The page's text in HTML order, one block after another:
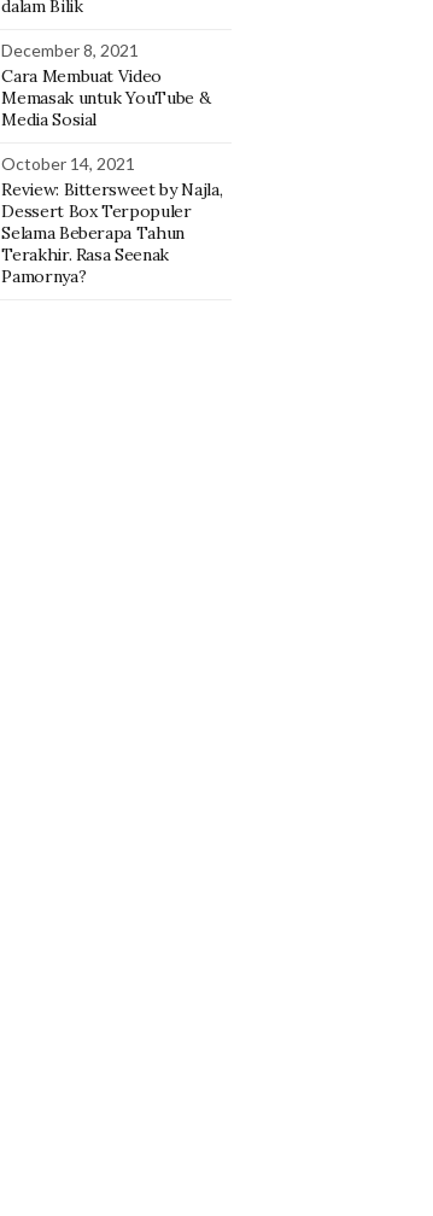
dalam Bilik
December 8, 2021
Cara Membuat Video
Memasak untuk YouTube &
Media Sosial
October 14, 2021
Review: Bittersweet by Najla,
Dessert Box Terpopuler
Selama Beberapa Tahun
Terakhir. Rasa Seenak
Pamornya?